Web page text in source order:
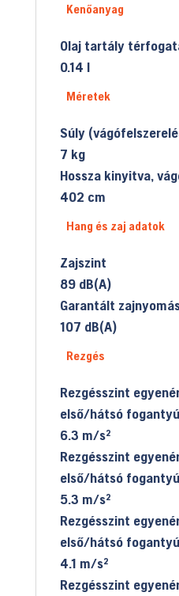
Kenőanyag
Olaj tartály
0.14 l
Méretek
Súly
7 kg
Hossza kinyitva,
402 cm
Hang és zaj adatok
Zajszint
89 dB(A)
Garantált
107 dB(A)
Rezgés
Rezgésszint
első/hátsó
6.3 m/s²
Rezgésszint
első/hátsó
5.3 m/s²
Rezgésszint
első/hátsó
4.1 m/s²
Rezgésszint